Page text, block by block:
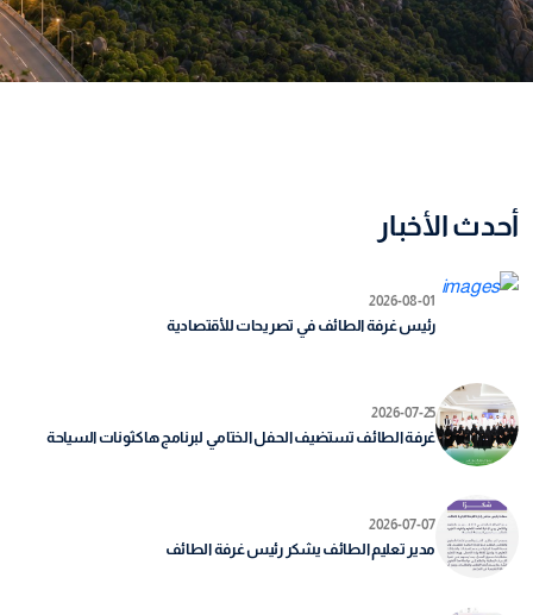
أحدث الأخبار
2026-08-01
رئيس غرفة الطائف في تصريحات للأقتصادية
2026-07-25
غرفة الطائف تستضيف الحفل الختامي لبرنامج هاكثونات السياحة
2026-07-07
مدير تعليم الطائف يشكر رئيس غرفة الطائف